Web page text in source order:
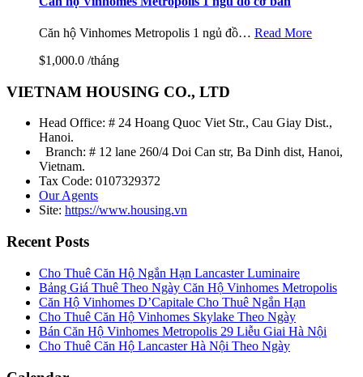
Căn hộ Vinhomes Metropolis 1 ngủ đồ… Read More
$1,000.0 /tháng
VIETNAM HOUSING CO., LTD
Head Office: # 24 Hoang Quoc Viet Str., Cau Giay Dist.,
Hanoi.
Branch: # 12 lane 260/4 Doi Can str, Ba Dinh dist, Hanoi,
Vietnam.
Tax Code: 0107329372
Our Agents
Site: https://www.housing.vn
Recent Posts
Cho Thuê Căn Hộ Ngắn Hạn Lancaster Luminaire
Bảng Giá Thuê Theo Ngày Căn Hộ Vinhomes Metropolis
Căn Hộ Vinhomes D’Capitale Cho Thuê Ngắn Hạn
Cho Thuê Căn Hộ Vinhomes Skylake Theo Ngày
Bán Căn Hộ Vinhomes Metropolis 29 Liễu Giai Hà Nội
Cho Thuê Căn Hộ Lancaster Hà Nội Theo Ngày